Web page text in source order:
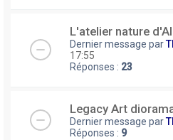
L'atelier nature
Dernier message par
17:55
Réponses : 23
Legacy Art
Dernier message par
Réponses : 9